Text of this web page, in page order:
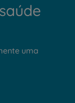
uma